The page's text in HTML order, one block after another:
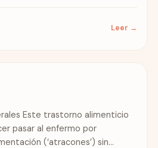
Leer →
Este trastorno alimenticio
pasar al enfermo por
(‘atracones’) sin